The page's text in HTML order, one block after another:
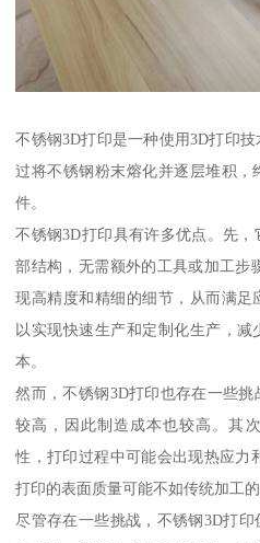
不锈钢3D打印是一种使用3D打印
过将不锈钢粉末熔化并逐层堆积
件。
不锈钢3D打印具有许多优点。先
部结构，无需额外的工具或加工步
现高精度和精细的细节，从而满
以实现快速生产和定制化生产，
本。
然而，不锈钢3D打印也存在一些
较高，因此制造成本也较高。其
性，打印过程中可能会出现热应力
打印的表面质量可能不如传统加工的
尽管存在一些挑战，不锈钢3D打